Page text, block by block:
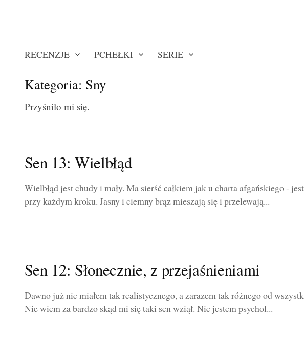
RECENZJE PCHEŁKI SERIE
Kategoria: Sny
Przyśniło mi się.
Sen 13: Wielbłąd
Wielbłąd jest chudy i mały. Ma sierść całkiem jak u charta afgańskiego -
przy każdym kroku. Jasny i ciemny brąz mieszają się i przelewają...
Sen 12: Słonecznie, z przejaśnieniami
Dawno już nie miałem tak realistycznego, a zarazem tak różnego od
Nie wiem za bardzo skąd mi się taki sen wziął. Nie jestem psychol...